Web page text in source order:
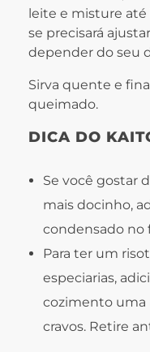
leite e misture
se precisará
depender do seu
Sirva quente e
queimado.
DICA DO
Se você gostar
mais docinho,
condensado no
Para ter um
especiarias,
cozimento uma
cravos. Retire